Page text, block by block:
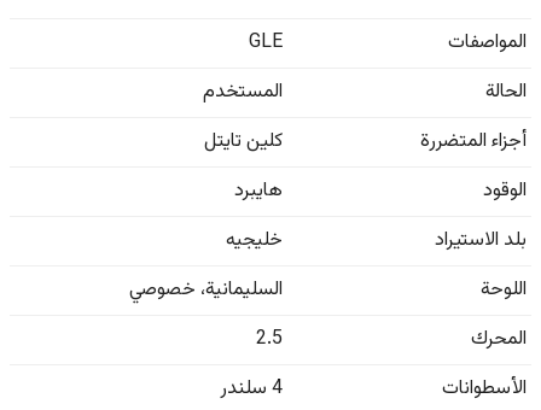
المواصفات
GLE
الحالة
المستخدم
أجزاء المتضررة
كلين تايتل
الوقود
هايبرد
بلد الاستيراد
خليجيه
اللوحة
السليمانية، خصوصي
المحرك
2.5
الأسطوانات
4 سلندر